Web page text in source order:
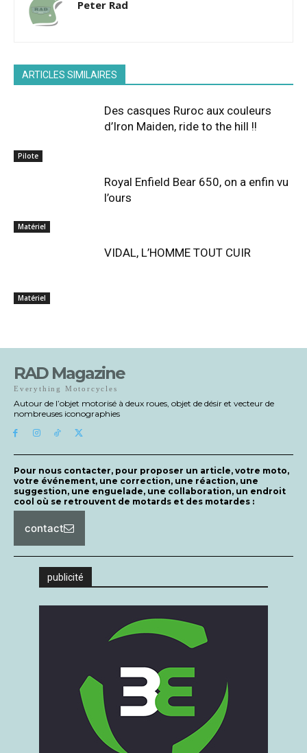
Peter Rad
ARTICLES SIMILAIRES
Pilote
Des casques Ruroc aux couleurs
d’Iron Maiden, ride to the hill !!
Matériel
Royal Enfield Bear 650, on a enfin vu
l’ours
Matériel
VIDAL, L’HOMME TOUT CUIR
RAD Magazine
Everything Motorcycles
Autour de l’objet motorisé à deux roues, objet de désir et vecteur de
nombreuses iconographies
Pour nous contacter, pour proposer un article, votre moto,
votre événement, une correction, une réaction, une
suggestion, une enguelade, une collaboration, un endroit
cool où se retrouvent de motards et des motardes :
contact
publicité